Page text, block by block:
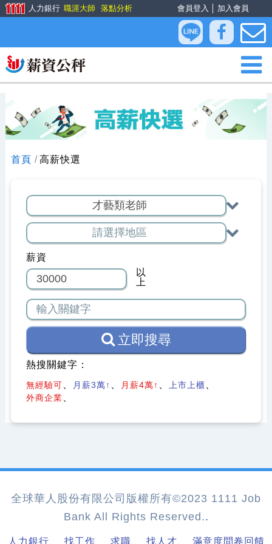
會員登入 加入會員
人力銀行 職涯大師 落點分析
首頁 高薪快選
薪資
以
上
立即搜尋
熱搜關鍵字：
無經驗可 月薪3萬↑ 月薪4萬↑
上市上櫃
外商企業
全球華人股份有限公司版權所有©2023 1111 Job
Bank All Rights Reserved..
人力銀行、 找工作、 求職、 找人才、 滿意度問卷回饋